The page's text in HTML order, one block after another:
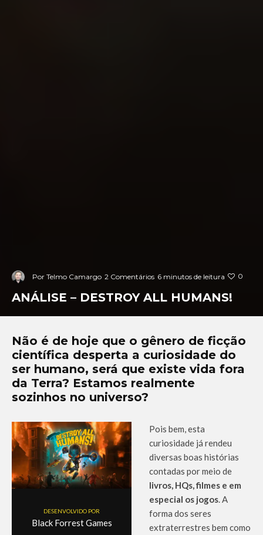
Por Telmo Camargo 2 Comentários 6 minutos de leitura 0
ANÁLISE – DESTROY ALL HUMANS!
Não é de hoje que o gênero de ficção
científica desperta a curiosidade do
ser humano, será que existe vida fora
da Terra? Estamos realmente
sozinhos no universo?
DESENVOLVIDO POR
Black Forrest Games
Pois bem, esta
curiosidade já rendeu
diversas boas histórias
contadas por meio de
livros, HQs, filmes e em
especial os jogos. A
forma dos seres
extraterrestres bem como